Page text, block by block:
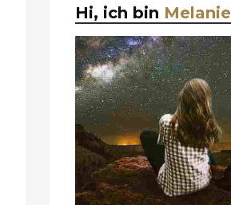
Hi, ich bin Melanie